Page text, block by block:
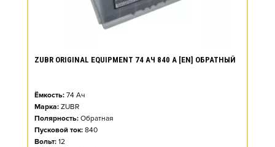
ZUBR ORIGINAL EQUIPMENT 74 АЧ 840 А [EN] ОБРАТНЫЙ
Ёмкость: 74 Ач
Марка: ZUBR
Полярность: Обратная
Пусковой ток: 840
Вольт: 12